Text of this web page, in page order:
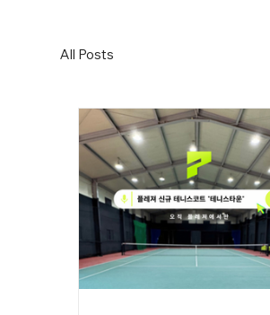
All Posts